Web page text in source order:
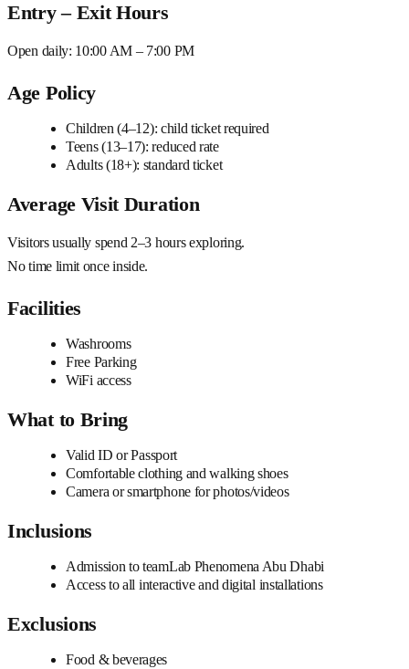
Entry – Exit Hours
Open daily: 10:00 AM – 7:00 PM
Age Policy
Children (4–12): child ticket required
Teens (13–17): reduced rate
Adults (18+): standard ticket
Average Visit Duration
Visitors usually spend 2–3 hours exploring.
No time limit once inside.
Facilities
Washrooms
Free Parking
WiFi access
What to Bring
Valid ID or Passport
Comfortable clothing and walking shoes
Camera or smartphone for photos/videos
Inclusions
Admission to teamLab Phenomena Abu Dhabi
Access to all interactive and digital installations
Exclusions
Food & beverages